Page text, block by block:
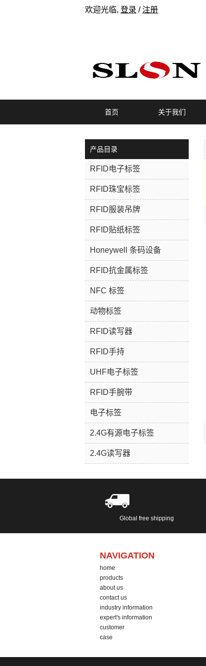
欢迎光临, 登录 / 注册
首页 关于我们
产品目录
RFID电子标签
RFID珠宝标签
RFID服装吊牌
RFID贴纸标签
Honeywell 条码设备
RFID抗金属标签
NFC 标签
动物标签
RFID读写器
RFID手持
UHF电子标签
RFID手腕带
电子标签
2.4G有源电子标签
2.4G读写器
Global free shipping
NAVIGATION
home
products
about us
contact us
industry information
expert's information
customer
case